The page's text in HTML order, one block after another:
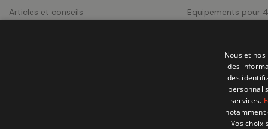
Articles et conseils
Equipements pour
Tentes de toit
Nous et
des
des
services.
notamment
Vos choix